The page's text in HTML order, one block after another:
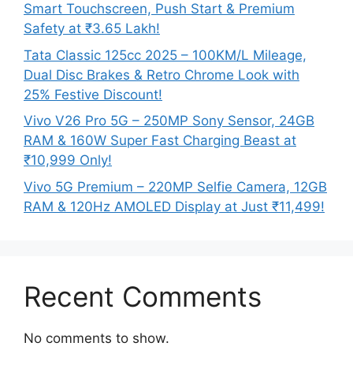
Smart Touchscreen, Push Start & Premium
Safety at ₹3.65 Lakh!
Tata Classic 125cc 2025 – 100KM/L Mileage,
Dual Disc Brakes & Retro Chrome Look with
25% Festive Discount!
Vivo V26 Pro 5G – 250MP Sony Sensor, 24GB
RAM & 160W Super Fast Charging Beast at
₹10,999 Only!
Vivo 5G Premium – 220MP Selfie Camera, 12GB
RAM & 120Hz AMOLED Display at Just ₹11,499!
Recent Comments
No comments to show.